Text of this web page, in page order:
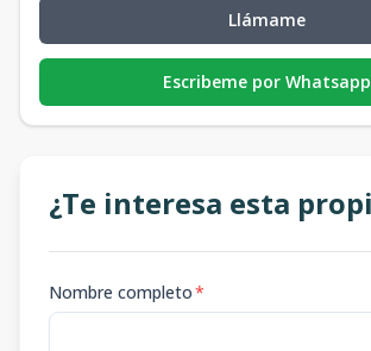
Llámame
Escribeme por Whatsapp
¿Te interesa esta
Nombre completo*